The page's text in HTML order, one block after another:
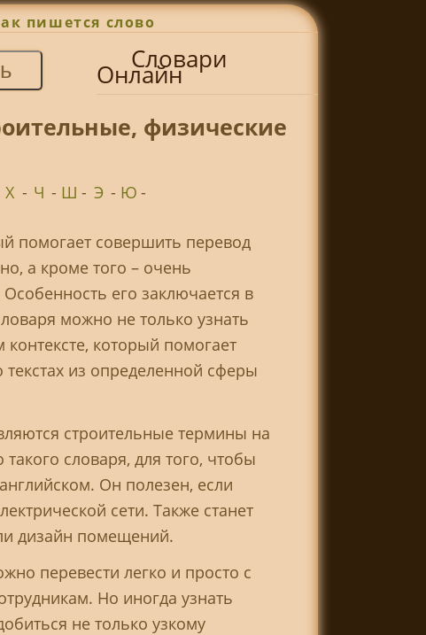
пишется слово
Словари
Онлайн
физические
Х - Ч - Ш - Э - Ю -
помогает совершить перевод
а кроме того – очень
его заключается в
можно не только узнать
который помогает
из определенной сферы
строительные термины на
словаря, для того, чтобы
Он полезен, если
сети. Также станет
дизайн помещений.
перевести легко и просто с
Но иногда узнать
не только узкому